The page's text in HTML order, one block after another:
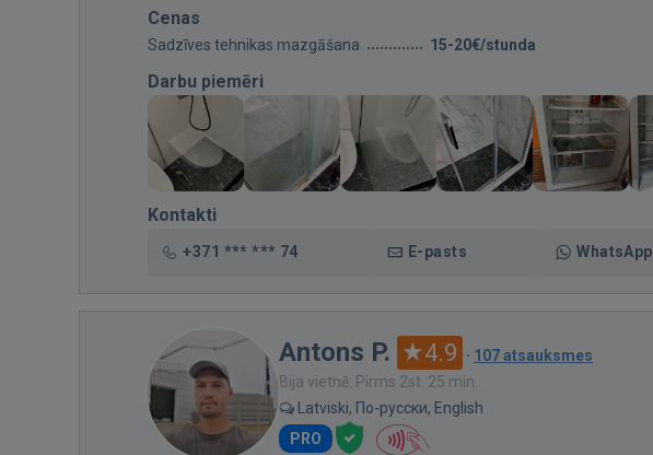
Cenas
Sadzīves tehnikas mazgāšana 15-20€/stunda
Darbu piemēri
Kontakti
+371 *** *** 74 E-pasts WhatsApp
Antons P. 4.9 · 107 atsauksmes
Bija vietnē: Pirms 2st. 25 min.
Latviski, По-русски, English
PRO